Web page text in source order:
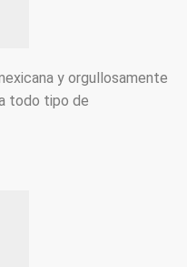
y orgullosamente
todo tipo de